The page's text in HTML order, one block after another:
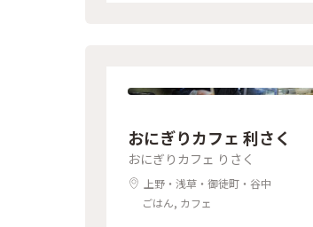
おにぎりカフェ 利さく
おにぎりカフェ りさく
上野・浅草・御徒町・谷中
ごはん, カフェ